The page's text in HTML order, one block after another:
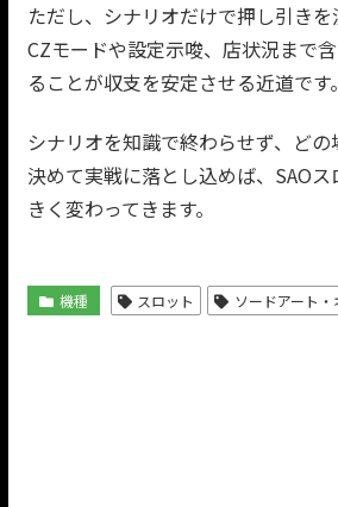
ただし、シナリオだけで押し引きを
CZモードや設定示唆、店状況まで
ることが収支を安定させる近道です。
シナリオを知識で終わらせず、ど
決めて実戦に落とし込めば、SAO
きく変わってきます。
機種 スロット ソードアート